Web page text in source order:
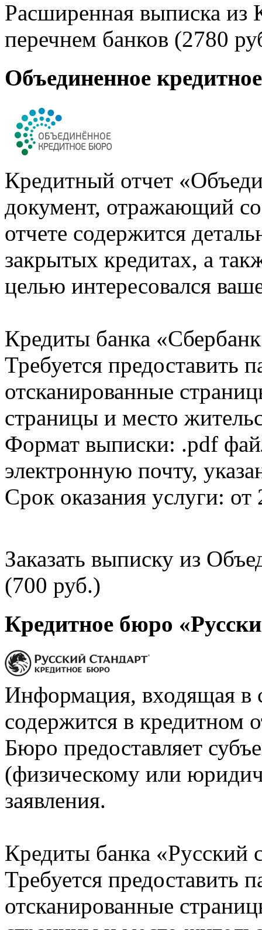
Расширенная выписка из
перечнем банков (2780
Объединенное
Кредитный отчет
документ, отражающий
отчете содержится
закрытых кредитах, а
целью интересовался
Кредиты банка
Требуется предоставить
отсканированные
страницы и место
Формат выписки: .pdf
электронную почту,
Срок оказания услуги: от
Заказать выписку из
(700 руб.)
Кредитное бюро
Информация, входящая в
содержится в кредитном
Бюро предоставляет
(физическому или
заявления.
Кредиты банка «Русский
Требуется предоставить
отсканированные